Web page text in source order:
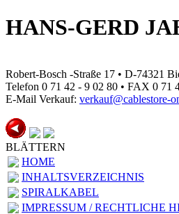
HANS-GERD
Robert-Bosch -Straße 17 • D-74321
Telefon 0 71 42 - 9 02 80 • FAX 0 71
E-Mail Verkauf: verkauf@cablestore-
BLÄTTERN
HOME
INHALTSVERZEICHNIS
SPIRALKABEL
IMPRESSUM / RECHTLICHE